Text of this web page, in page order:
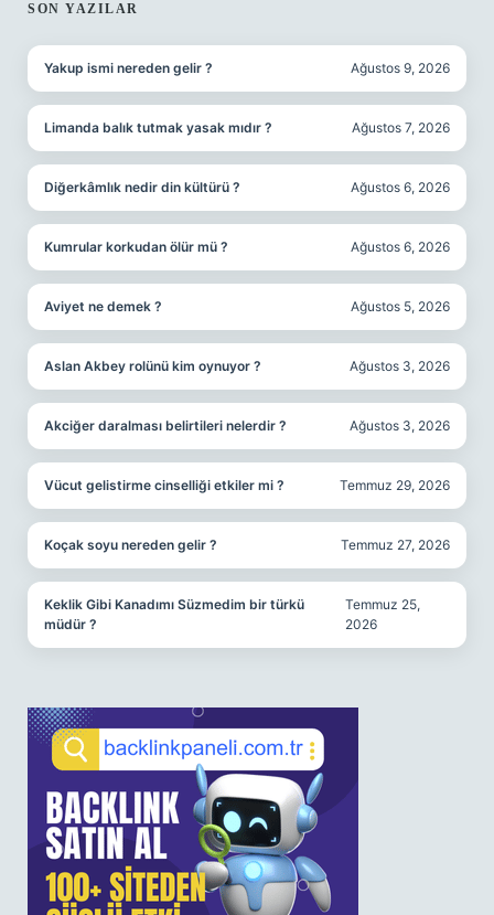
SIDEBAR
SON YAZILAR
Yakup ismi nereden gelir ? Ağustos 9, 2026
Limanda balık tutmak yasak mıdır ? Ağustos 7, 2026
Diğerkâmlık nedir din kültürü ? Ağustos 6, 2026
Kumrular korkudan ölür mü ? Ağustos 6, 2026
Aviyet ne demek ? Ağustos 5, 2026
Aslan Akbey rolünü kim oynuyor ? Ağustos 3, 2026
Akciğer daralması belirtileri nelerdir ? Ağustos 3, 2026
Vücut gelistirme cinselliği etkiler mi ? Temmuz 29, 2026
Koçak soyu nereden gelir ? Temmuz 27, 2026
Keklik Gibi Kanadımı Süzmedim bir türkü
müdür ?
Temmuz 25,
2026